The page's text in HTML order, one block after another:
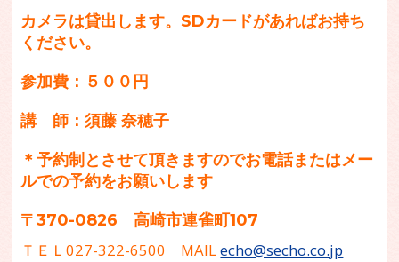
カメラは貸出します。SDカードがあればお持ち
ください。
参加費：５００円
講 師：須藤 奈穂子
＊予約制とさせて頂きますのでお電話またはメー
ルでの予約をお願いします
〒370-0826 高崎市連雀町107
ＴＥＬ027-322-6500 MAILecho@secho.co.jp